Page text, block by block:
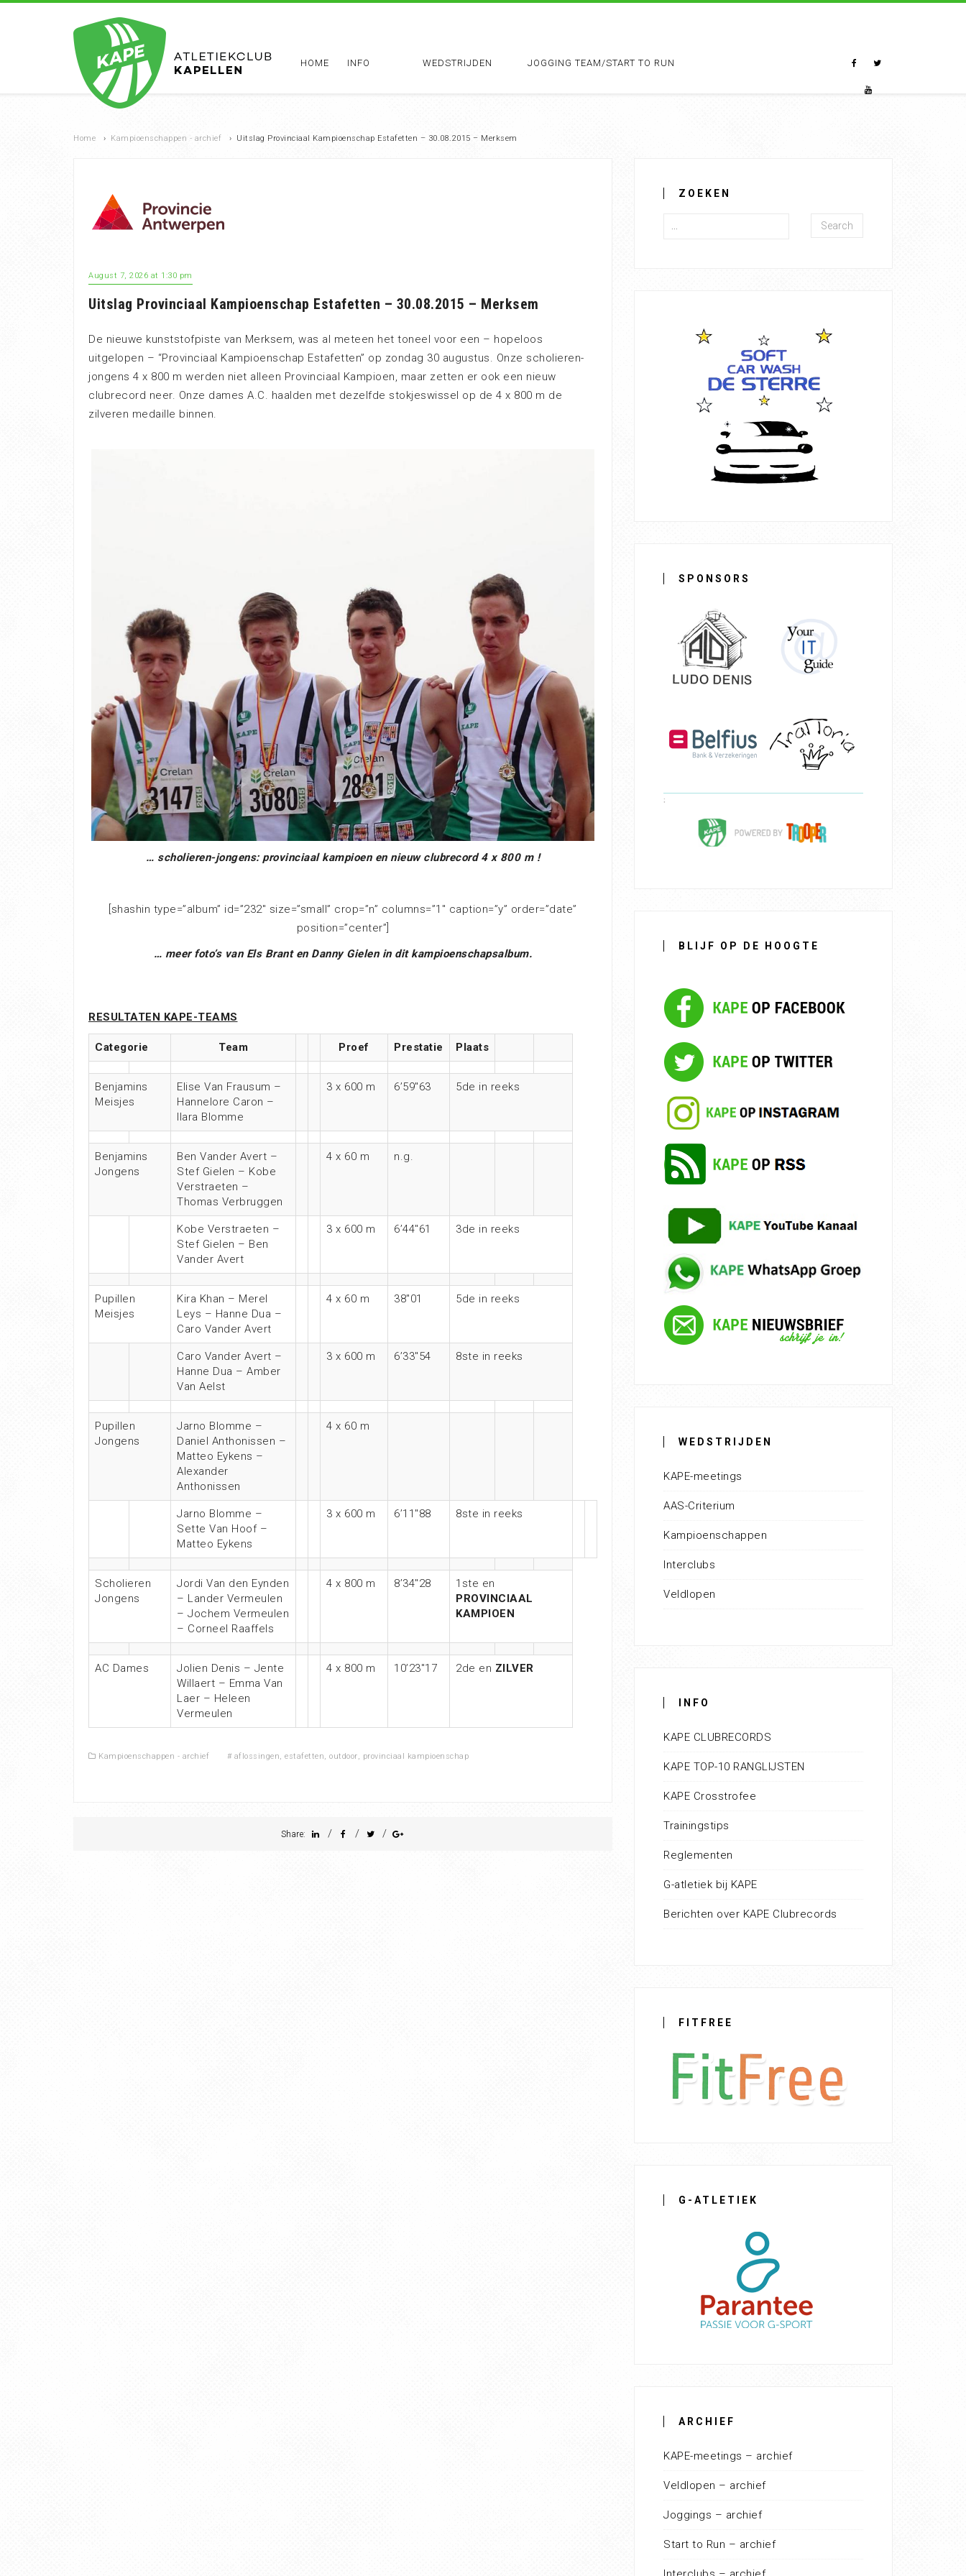
HOME INFO WEDSTRIJDEN JOGGING TEAM/START TO RUN
Home › Kampioenschappen - archief › Uitslag Provinciaal Kampioenschap Estafetten – 30.08.2015 – Merksem
August 7, 2026 at 1:30 pm
Uitslag Provinciaal Kampioenschap Estafetten – 30.08.2015 – Merksem
De nieuwe kunststofpiste van Merksem, was al meteen het toneel voor een – hopeloos
uitgelopen – “Provinciaal Kampioenschap Estafetten” op zondag 30 augustus. Onze scholieren-
jongens 4 x 800 m werden niet alleen Provinciaal Kampioen, maar zetten er ook een nieuw
clubrecord neer. Onze dames A.C. haalden met dezelfde stokjeswissel op de 4 x 800 m de
zilveren medaille binnen.
… scholieren-jongens: provinciaal kampioen en nieuw clubrecord 4 x 800 m !
[shashin type=”album” id=”232″ size=”small” crop=”n” columns=”1″ caption=”y” order=”date”
position=”center”]
… meer foto’s van Els Brant en Danny Gielen in dit kampioenschapsalbum.
RESULTATEN KAPE-TEAMS
Categorie Team Proef Prestatie Plaats
Benjamins
Meisjes
Elise Van Frausum –
Hannelore Caron –
Ilara Blomme
3 x 600 m 6’59″63 5de in reeks
Benjamins
Jongens
Ben Vander Avert –
Stef Gielen – Kobe
Verstraeten –
Thomas Verbruggen
4 x 60 m n.g.
Kobe Verstraeten –
Stef Gielen – Ben
Vander Avert
3 x 600 m 6’44″61 3de in reeks
Pupillen
Meisjes
Kira Khan – Merel
Leys – Hanne Dua –
Caro Vander Avert
4 x 60 m 38″01 5de in reeks
Caro Vander Avert –
Hanne Dua – Amber
Van Aelst
3 x 600 m 6’33″54 8ste in reeks
Pupillen
Jongens
Jarno Blomme –
Daniel Anthonissen –
Matteo Eykens –
Alexander
Anthonissen
4 x 60 m
Jarno Blomme –
Sette Van Hoof –
Matteo Eykens
3 x 600 m 6’11″88 8ste in reeks
Scholieren
Jongens
Jordi Van den Eynden
– Lander Vermeulen
– Jochem Vermeulen
– Corneel Raaffels
4 x 800 m 8’34″28
1ste en
PROVINCIAAL
KAMPIOEN
AC Dames
Jolien Denis – Jente
Willaert – Emma Van
Laer – Heleen
Vermeulen
4 x 800 m 10’23″17 2de en ZILVER
Kampioenschappen - archief # aflossingen, estafetten, outdoor, provinciaal kampioenschap
Share: / / /
ZOEKEN
Search
SPONSORS
BLIJF OP DE HOOGTE
WEDSTRIJDEN
KAPE-meetings
AAS-Criterium
Kampioenschappen
Interclubs
Veldlopen
INFO
KAPE CLUBRECORDS
KAPE TOP-10 RANGLIJSTEN
KAPE Crosstrofee
Trainingstips
Reglementen
G-atletiek bij KAPE
Berichten over KAPE Clubrecords
FITFREE
G-ATLETIEK
ARCHIEF
KAPE-meetings – archief
Veldlopen – archief
Joggings – archief
Start to Run – archief